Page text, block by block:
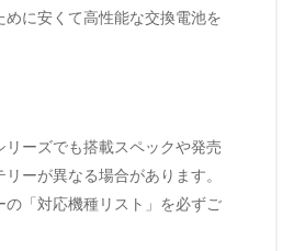
に安くて高性能な交換電池を
ーズでも搭載スペックや発売
ーが異なる場合があります。
の「対応機種リスト」を必ずご